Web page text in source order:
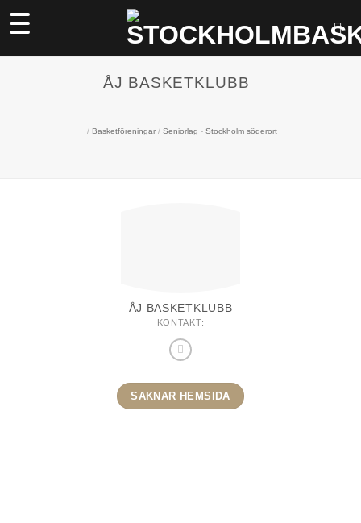
to
ÅJ BASKETKLUBB
/ Basketföreningar / Seniorlag - Stockholm söderort
ÅJ BASKETKLUBB
KONTAKT:
SAKNAR HEMSIDA